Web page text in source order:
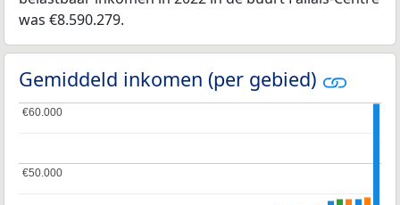
was €8.590.279.
Gemiddeld inkomen (per gebied)
€50.000
€50.000
€60.000
€60.000